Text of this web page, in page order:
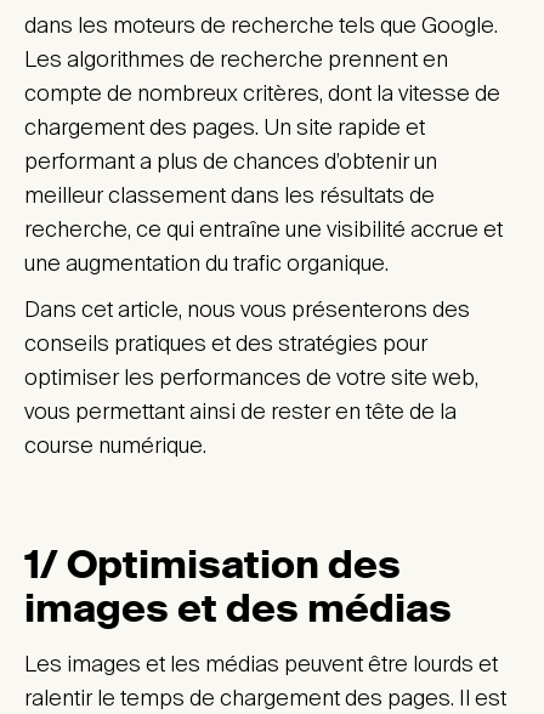
dans les moteurs de recherche tels que Google.
Les algorithmes de recherche prennent en
compte de nombreux critères, dont la vitesse de
chargement des pages. Un site rapide et
performant a plus de chances d’obtenir un
meilleur classement dans les résultats de
recherche, ce qui entraîne une visibilité accrue et
une augmentation du trafic organique.
Dans cet article, nous vous présenterons des
conseils pratiques et des stratégies pour
optimiser les performances de votre site web,
vous permettant ainsi de rester en tête de la
course numérique.
1/ Optimisation des
images et des médias
Les images et les médias peuvent être lourds et
ralentir le temps de chargement des pages. Il est